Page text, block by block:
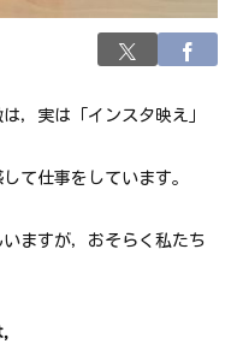
，実は「インスタ映え」
て仕事をしています。
ますが，おそらく私たち